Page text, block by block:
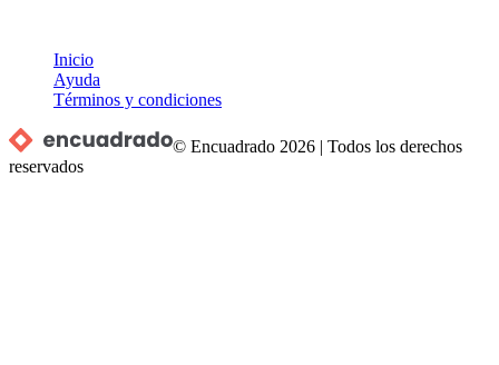
Inicio
Ayuda
Términos y condiciones
© Encuadrado 2026 |Todos los derechos
reservados